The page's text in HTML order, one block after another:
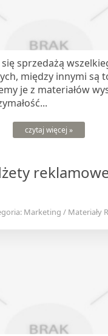
sprzedażą
między innymi są
je z materiałów
czytaj więcej »
Marketing / Materiały